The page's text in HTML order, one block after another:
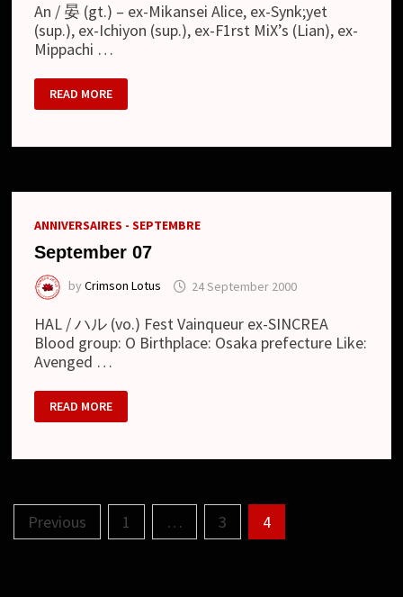
An / 晏 (gt.) – ex-Mikansei Alice, ex-Synk;yet
(sup.), ex-Ichiyon (sup.), ex-F1rst MiX’s (Lian), ex-
Mippachi …
OCTOBER
27
READ MORE
ANNIVERSAIRES - SEPTEMBRE
September 07
byCrimson Lotus 24 September 2000
HAL / ハル (vo.) Fest Vainqueur ex-SINCREA
Blood group: O Birthplace: Osaka prefecture Like:
Avenged …
SEPTEMBER
07
READ MORE
Posts
Previous 1 … 3 4